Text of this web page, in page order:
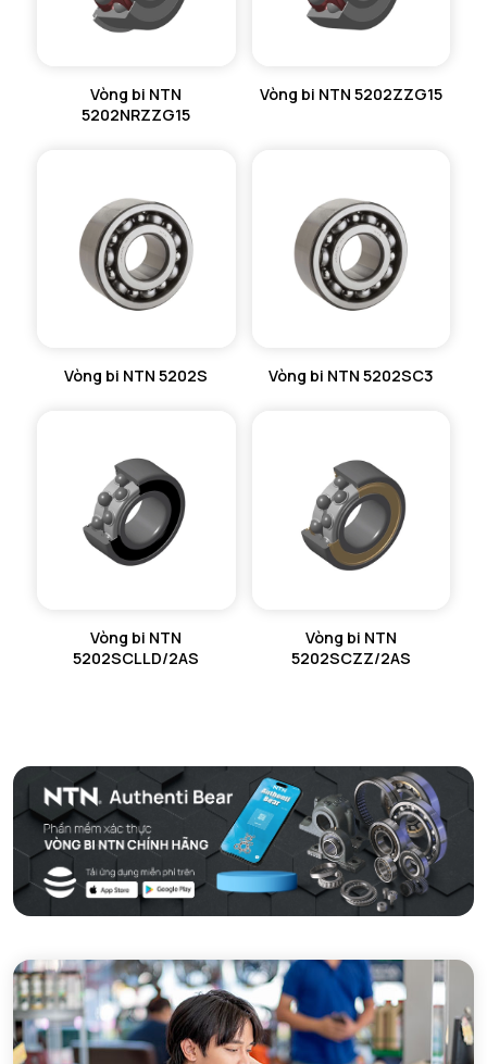
Vòng bi NTN
5202NRZZG15
Vòng bi NTN 5202ZZG15
Vòng bi NTN 5202S Vòng bi NTN 5202SC3
Vòng bi NTN
5202SCLLD/2AS
Vòng bi NTN
5202SCZZ/2AS